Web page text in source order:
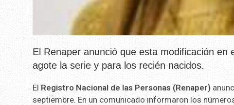
El Renaper anunció que esta modificación
agote la serie y para los recién nacidos.
El Registro Nacional de las Personas (Renaper)
septiembre. En un comunicado informaron los